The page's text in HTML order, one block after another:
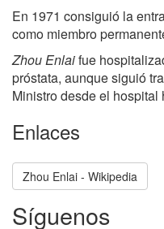
En 1971 consiguió la
como miembro
Zhou Enlaifue
próstata, aunque siguió
Ministro desde el hospital
Enlaces
Zhou Enlai - Wikipedia
Síguenos